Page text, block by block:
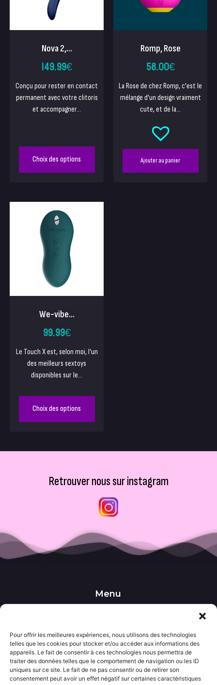
Pour offrir les meilleures expériences, nous utilisons des technologies
telles que les cookies pour stocker et/ou accéder aux informations des
appareils. Le fait de consentir à ces technologies nous permettra de
traiter des données telles que le comportement de navigation ou les ID
uniques sur ce site. Le fait de ne pas consentir ou de retirer son
consentement peut avoir un effet négatif sur certaines caractéristiques
Nova 2,...
149.99€
Conçu pour rester en contact
permanent avec votre clitoris
et accompagner...
Choix des options
Romp, Rose
58.00€
La Rose de chez Romp, c'est le
mélange d'un design vraiment
cute, et de la...
Ajouter au panier
We-vibe...
99.99€
Le Touch X est, selon moi, l'un
des meilleurs sextoys
disponibles sur le...
Choix des options
Retrouver nous sur instagram
Menu
••• Accueil
••• Wishlist
••• Actualités
Informations